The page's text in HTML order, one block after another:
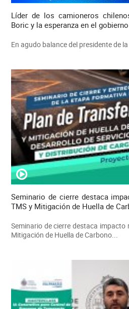
Líder de los camioneros
Boric y la esperanza en el
En agudo balance del presidente de
Seminario de cierre destaca
TMS y Mitigación de Huella de
Seminario de cierre destaca impacto
Mitigación de Huella de Carbono...